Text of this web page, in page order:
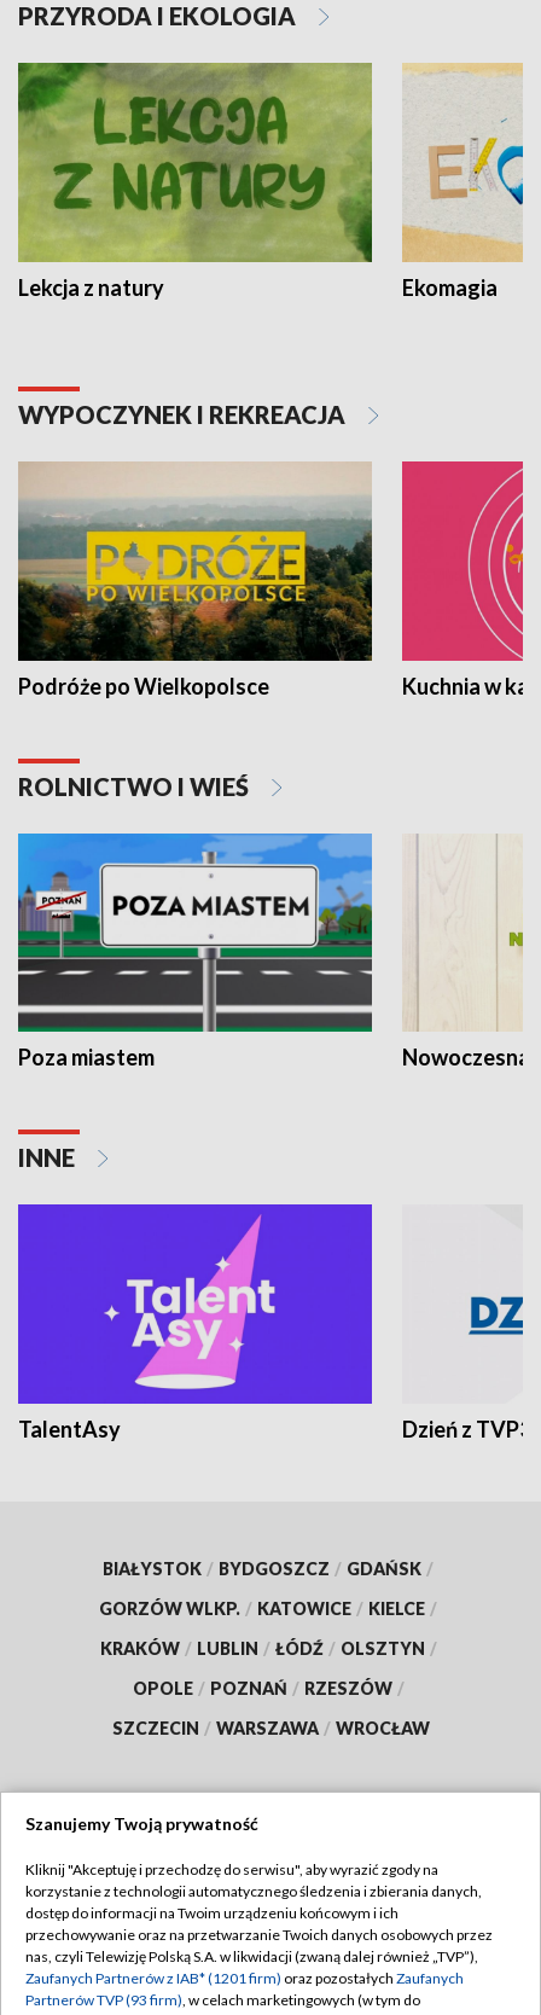
PRZYRODA I EKOLOGIA
Lekcja z natury Ekomagia
WYPOCZYNEK I REKREACJA
Podróże po Wielkopolsce Kuchnia w
ROLNICTWO I WIEŚ
Poza miastem Nowoczesna
INNE
TalentAsy Dzień z TVP3
BIAŁYSTOK / BYDGOSZCZ / GDAŃSK /
GORZÓW WLKP. / KATOWICE / KIELCE /
KRAKÓW / LUBLIN / ŁÓDŹ / OLSZTYN /
OPOLE / POZNAŃ / RZESZÓW /
SZCZECIN / WARSZAWA / WROCŁAW
TVP
Abonament TVP
Emisja w TVP
Regulamin TVP
Polityka prywatności
Szanujemy Twoją prywatność
Kliknij "Akceptuję i przechodzę do serwisu", aby wyrazić zgody na
korzystanie z technologii automatycznego śledzenia i zbierania danych,
dostęp do informacji na Twoim urządzeniu końcowym i ich
przechowywanie oraz na przetwarzanie Twoich danych osobowych przez
nas, czyli Telewizję Polską S.A. w likwidacji (zwaną dalej również „TVP”),
Zaufanych Partnerów z IAB* (1201 firm) oraz pozostałych Zaufanych
Partnerów TVP (93 firm), w celach marketingowych (w tym do